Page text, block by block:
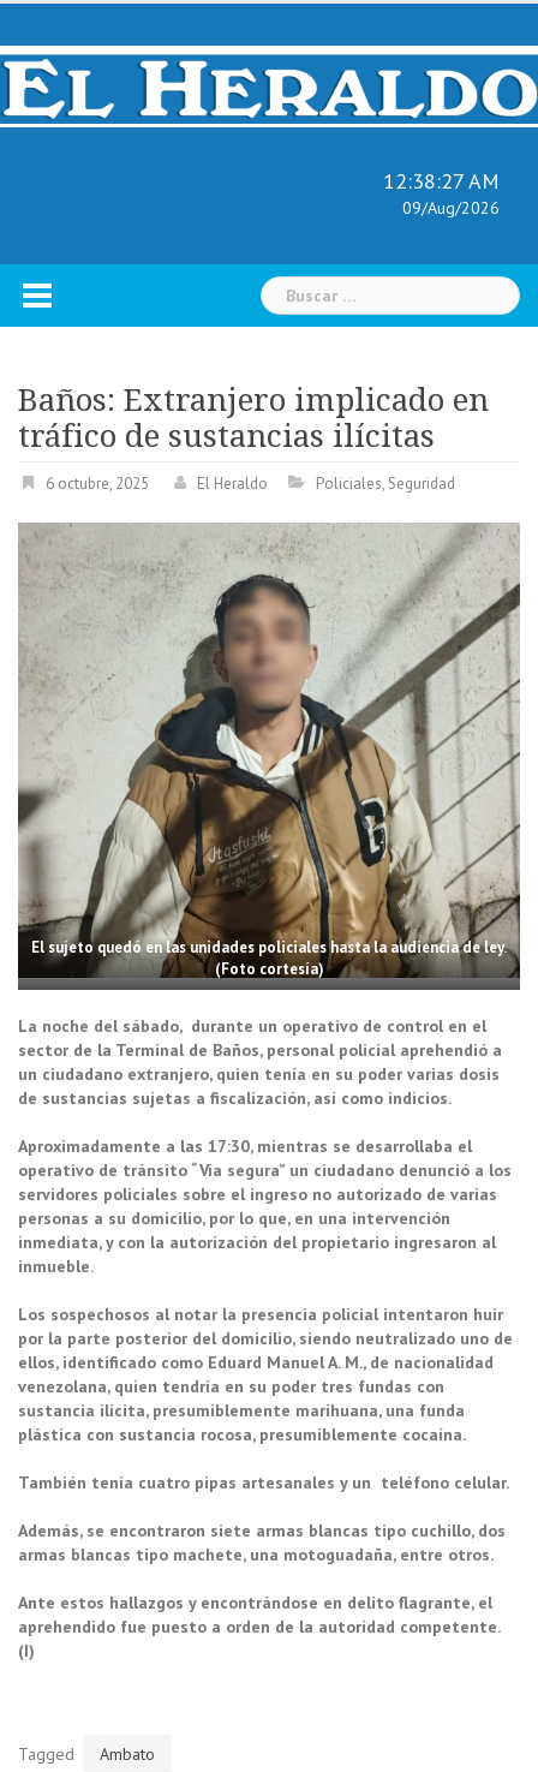
Skip
content
12:38:28 AM
09/Aug/2026
Buscar:
Baños: Extranjero implicado en
tráfico de sustancias ilícitas
6 octubre, 2025 El Heraldo Policiales, Seguridad
El sujeto quedó en las unidades policiales hasta la audiencia de ley.
(Foto cortesía)
La noche del sábado, durante un operativo de control en el
sector de la Terminal de Baños, personal policial aprehendió a
un ciudadano extranjero, quien tenía en su poder varias dosis
de sustancias sujetas a fiscalización, así como indicios.
Aproximadamente a las 17:30, mientras se desarrollaba el
operativo de tránsito “Vía segura” un ciudadano denunció a los
servidores policiales sobre el ingreso no autorizado de varias
personas a su domicilio, por lo que, en una intervención
inmediata, y con la autorización del propietario ingresaron al
inmueble.
Los sospechosos al notar la presencia policial intentaron huir
por la parte posterior del domicilio, siendo neutralizado uno de
ellos, identificado como Eduard Manuel A. M., de nacionalidad
venezolana, quien tendría en su poder tres fundas con
sustancia ilícita, presumiblemente marihuana, una funda
plástica con sustancia rocosa, presumiblemente cocaína.
También tenía cuatro pipas artesanales y un teléfono celular.
Además, se encontraron siete armas blancas tipo cuchillo, dos
armas blancas tipo machete, una motoguadaña, entre otros.
Ante estos hallazgos y encontrándose en delito flagrante, el
aprehendido fue puesto a orden de la autoridad competente.
(I)
Tagged Ambato